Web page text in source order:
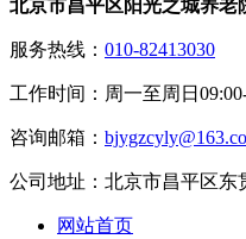
北京市昌平区阳光之城养老
服务热线： 010-82413030
工作时间：周一至周日
咨询邮箱：
公司地址：北京市昌平区东
网站首页